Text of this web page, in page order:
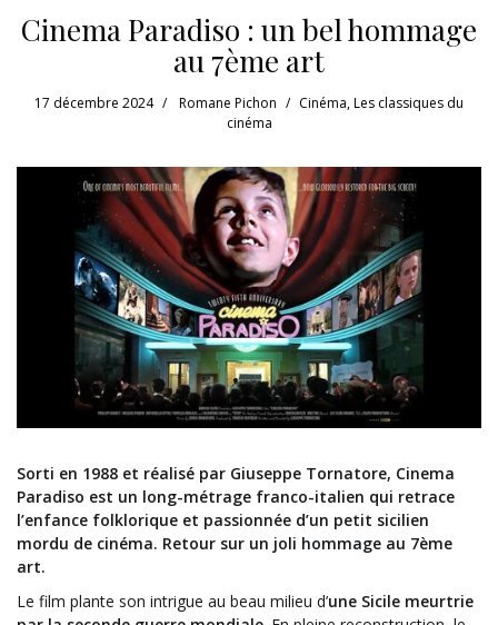
Cinema Paradiso : un bel hommage
au 7ème art
17 décembre 2024 Romane Pichon Cinéma,Les classiques du
cinéma
Sorti en 1988 et réalisé par Giuseppe Tornatore, Cinema
Paradiso est un long-métrage franco-italien qui retrace
l’enfance folklorique et passionnée d’un petit sicilien
mordu de cinéma. Retour sur un joli hommage au 7ème
art.
Le film plante son intrigue au beau milieu d’une Sicile meurtrie